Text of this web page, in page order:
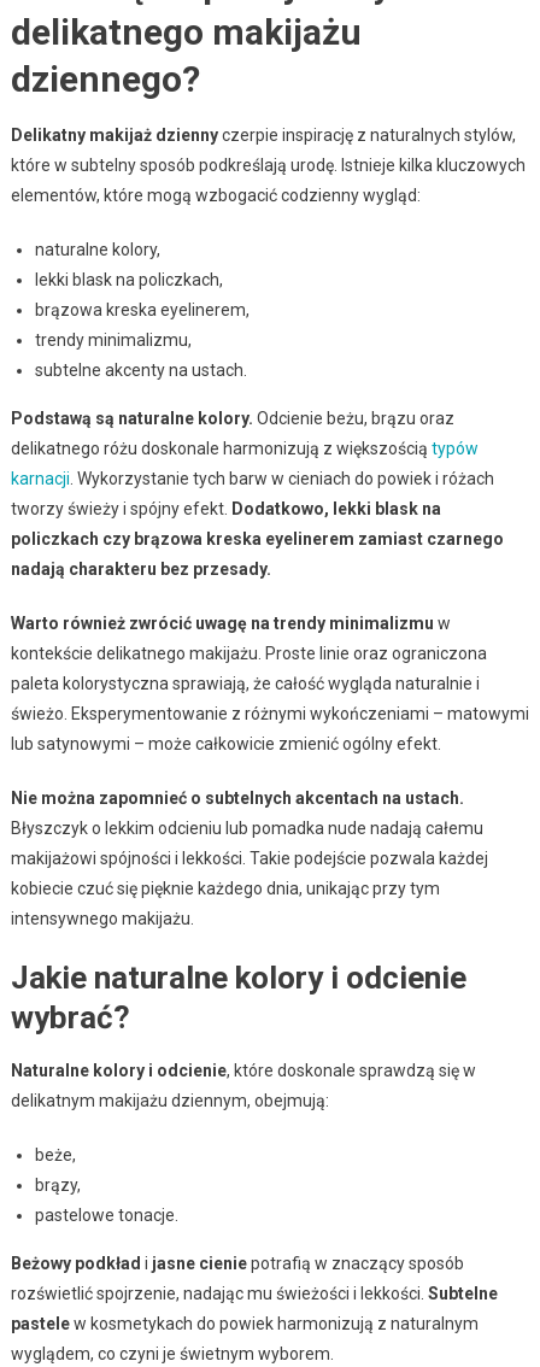
delikatnego makijażu
dziennego?
Delikatny makijaż dziennyczerpie inspirację z naturalnych stylów,
które w subtelny sposób podkreślają urodę. Istnieje kilka kluczowych
elementów, które mogą wzbogacić codzienny wygląd:
naturalne kolory,
lekki blask na policzkach,
brązowa kreska eyelinerem,
trendy minimalizmu,
subtelne akcenty na ustach.
Podstawą są naturalne kolory. Odcienie beżu, brązu oraz
delikatnego różu doskonale harmonizują z większością typów
karnacji . Wykorzystanie tych barw w cieniach do powiek i różach
tworzy świeży i spójny efekt. Dodatkowo, lekki blask na
policzkach czy brązowa kreska eyelinerem zamiast czarnego
nadają charakteru bez przesady.
Warto również zwrócić uwagę na trendy minimalizmu w
kontekście delikatnego makijażu. Proste linie oraz ograniczona
paleta kolorystyczna sprawiają, że całość wygląda naturalnie i
świeżo. Eksperymentowanie z różnymi wykończeniami – matowymi
lub satynowymi – może całkowicie zmienić ogólny efekt.
Nie można zapomnieć o subtelnych akcentach na ustach.
Błyszczyk o lekkim odcieniu lub pomadka nude nadają całemu
makijażowi spójności i lekkości. Takie podejście pozwala każdej
kobiecie czuć się pięknie każdego dnia, unikając przy tym
intensywnego makijażu.
Jakie naturalne kolory i odcienie
wybrać?
Naturalne kolory i odcienie, które doskonale sprawdzą się w
delikatnym makijażu dziennym, obejmują:
beże,
brązy,
pastelowe tonacje.
Beżowy podkład i jasne cieniepotrafią w znaczący sposób
rozświetlić spojrzenie, nadając mu świeżości i lekkości. Subtelne
pastelew kosmetykach do powiek harmonizują z naturalnym
wyglądem, co czyni je świetnym wyborem.